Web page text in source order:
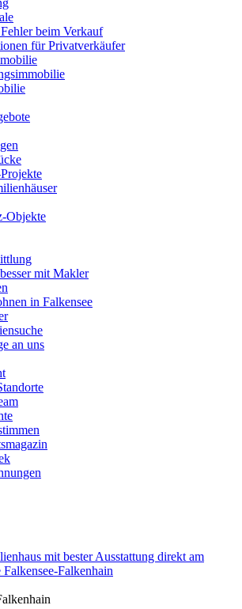
beim Verkauf
für Privatverkäufer
Objekte
mit Makler
in Falkensee
an uns
mit bester Ausstattung direkt am
Falkenhain